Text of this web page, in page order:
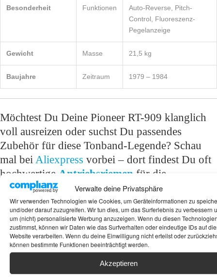
Verwalte deine Privatsphäre
Wir verwenden Technologien wie Cookies, um Geräteinformationen zu
und/oder darauf zuzugreifen. Wir tun dies, um das Surferlebnis zu verbessern
um (nicht) personalisierte Werbung anzuzeigen. Wenn du diesen
zustimmst, können wir Daten wie das Surfverhalten oder eindeutige IDs auf
Website verarbeiten. Wenn du deine Einwilligung nicht erteilst oder
können bestimmte Funktionen beeinträchtigt werden.
Akzeptieren
Besonderheit Funktionen
Auto-Reverse, Pitch-
Control, Fluoreszenz-
Pegelanzeige
Gewicht Masse 21,5 kg
Baujahre Zeitraum 1979 – 1984
Möchtest Du Deine Pioneer RT-909 klanglich
voll ausreizen oder suchst Du passendes
Zubehör für diese Tonband-Legende? Schau
mal bei Aliexpress vorbei – dort findest Du oft
hochwertige Antriebsriemen für die
Instandsetzung, edleNAB-Adapterund
Leerspulen für die Optik oder spezielle
Reinigungs-Kits für die Pflege der Tonköpfe
Deiner Pioneer RT-909!
Schlagwörter:Bandmaschine,RT,Spulen,Spulengerät